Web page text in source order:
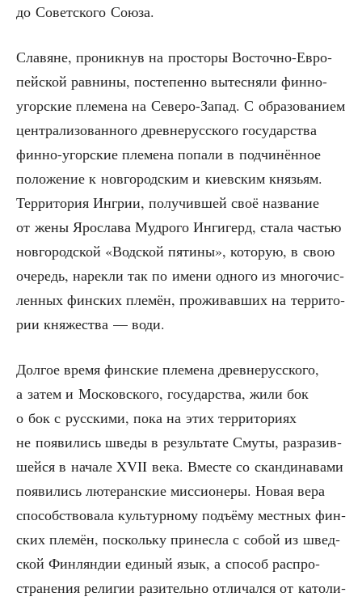
до Совет­ско­го Союза.
Сла­вяне, про­ник­нув на про­сто­ры Восточ­но-Евро­
пей­ской рав­ни­ны, посте­пен­но вытес­ня­ли фин­но-
угор­ские пле­ме­на на Севе­ро-Запад. С обра­зо­ва­ни­ем
цен­тра­ли­зо­ван­но­го древ­не­рус­ско­го госу­дар­ства
фин­но-угор­ские пле­ме­на попа­ли в под­чи­нён­ное
поло­же­ние к нов­го­род­ским и киев­ским кня­зьям.
Тер­ри­то­рия Ингрии, полу­чив­шей своё назва­ние
от жены Яро­сла­ва Муд­ро­го Инги­герд, ста­ла частью
нов­го­род­ской «Вод­ской пяти­ны», кото­рую, в свою
оче­редь, нарек­ли так по име­ни одно­го из мно­го­чис­
лен­ных фин­ских пле­мён, про­жи­вав­ших на тер­ри­то­
рии кня­же­ства — води.
Дол­гое вре­мя фин­ские пле­ме­на древ­не­рус­ско­го,
а затем и Мос­ков­ско­го, госу­дар­ства, жили бок
о бок с рус­ски­ми, пока на этих тер­ри­то­ри­ях
не появи­лись шве­ды в резуль­та­те Сму­ты, раз­ра­зив­
шей­ся в нача­ле XVII века. Вме­сте со скан­ди­на­ва­ми
появи­лись люте­ран­ские мис­си­о­не­ры. Новая вера
спо­соб­ство­ва­ла куль­тур­но­му подъ­ёму мест­ных фин­
ских пле­мён, посколь­ку при­нес­ла с собой из швед­
ской Фин­лян­дии еди­ный язык, а спо­соб рас­про­
стра­не­ния рели­гии рази­тель­но отли­чал­ся от като­ли­